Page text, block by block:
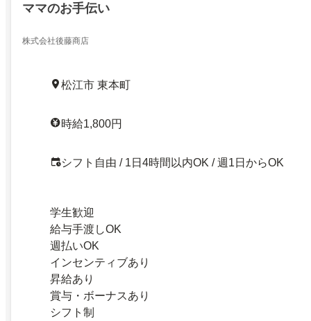
ママのお手伝い
株式会社後藤商店
松江市 東本町
時給1,800円
シフト自由 / 1日4時間以内OK / 週1日からOK
学生歓迎
給与手渡しOK
週払いOK
インセンティブあり
昇給あり
賞与・ボーナスあり
シフト制